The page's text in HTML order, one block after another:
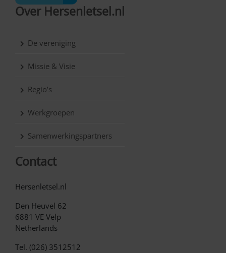
Over Hersenletsel.nl
De vereniging
Missie & Visie
Regio’s
Werkgroepen
Samenwerkingspartners
Contact
Hersenletsel.nl
Den Heuvel 62
6881 VE Velp
Netherlands
Tel. (026) 3512512